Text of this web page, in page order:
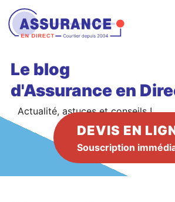
Aller
au
contenu
Le blog
d'Assurance en
Actualité, astuces et conseils !
DEVIS EN
Souscription